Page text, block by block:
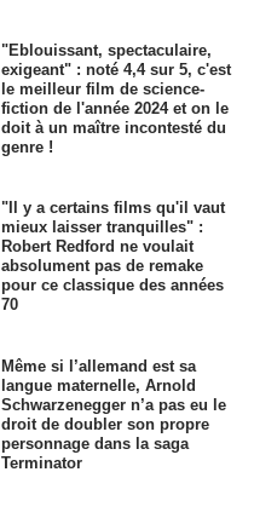
"Eblouissant, spectaculaire,
exigeant" : noté 4,4 sur 5, c'est
le meilleur film de science-
fiction de l'année 2024 et on le
doit à un maître incontesté du
genre !
"Il y a certains films qu'il vaut
mieux laisser tranquilles" :
Robert Redford ne voulait
absolument pas de remake
pour ce classique des années
70
Même si l’allemand est sa
langue maternelle, Arnold
Schwarzenegger n’a pas eu le
droit de doubler son propre
personnage dans la saga
Terminator